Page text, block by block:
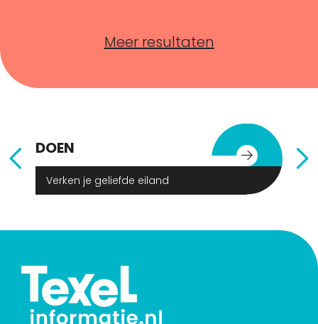
Meer resultaten
DOEN
Verken je geliefde eiland